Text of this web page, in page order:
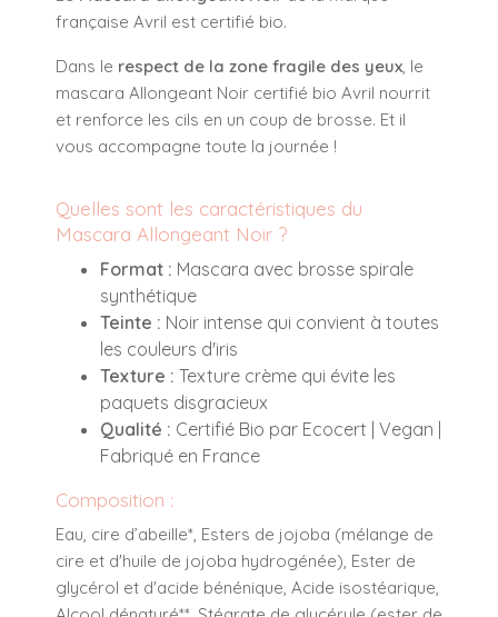
française Avril est certifié bio.
Dans le respect de la zone fragile des yeux, le
mascara Allongeant Noir certifié bio Avril nourrit
et renforce les cils en un coup de brosse. Et il
vous accompagne toute la journée !
Quelles sont les caractéristiques du
Mascara Allongeant Noir ?
Format : Mascara avec brosse spirale
synthétique
Teinte : Noir intense qui convient à toutes
les couleurs d'iris
Texture : Texture crème qui évite les
paquets disgracieux
Qualité : Certifié Bio par Ecocert | Vegan |
Fabriqué en France
Composition :
Eau, cire d’abeille*, Esters de jojoba (mélange de
cire et d'huile de jojoba hydrogénée), Ester de
glycérol et d'acide bénénique, Acide isostéarique,